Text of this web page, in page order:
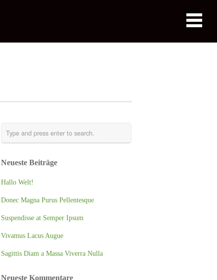
Neueste Beiträge
Hallo Welt!
Donec Magna Purus Pellentesque
Suspendisse at Semper Ipsum
Vivamus Lacus Augue
Sagittis Diam a Massa Viverra Nulla
Neueste Kommentare